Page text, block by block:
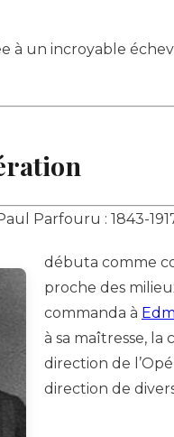
à un incroyable
Parfouru : 1843-
débuta comme
proche des
commanda à
à sa maîtresse, la
direction de
direction de